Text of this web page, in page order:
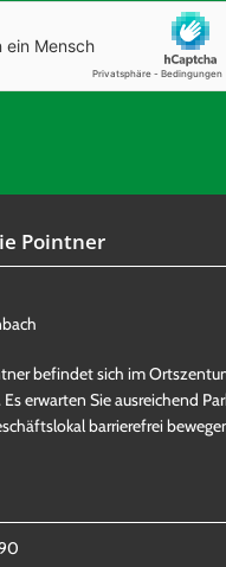
Pointner
befindet sich im
erwarten Sie ausreichend
barrierefrei